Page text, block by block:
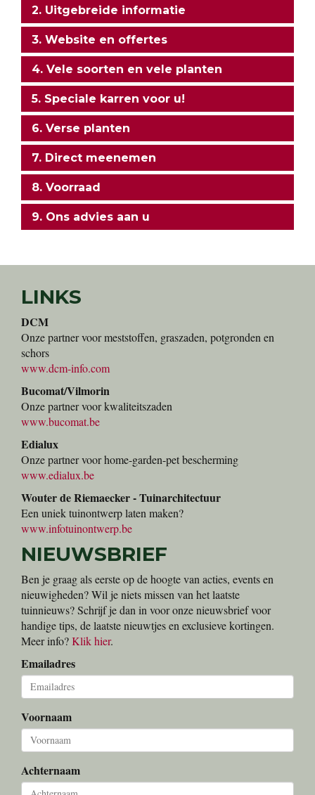
2. Uitgebreide informatie
3. Website en offertes
4. Vele soorten en vele planten
5. Speciale karren voor u!
6. Verse planten
7. Direct meenemen
8. Voorraad
9. Ons advies aan u
LINKS
DCM
Onze partner voor meststoffen, graszaden, potgronden en
schors
www.dcm-info.com
Bucomat/Vilmorin
Onze partner voor kwaliteitszaden
www.bucomat.be
Edialux
Onze partner voor home-garden-pet bescherming
www.edialux.be
Wouter de Riemaecker - Tuinarchitectuur
Een uniek tuinontwerp laten maken?
www.infotuinontwerp.be
NIEUWSBRIEF
Ben je graag als eerste op de hoogte van acties, events en
nieuwigheden? Wil je niets missen van het laatste
tuinnieuws? Schrijf je dan in voor onze nieuwsbrief voor
handige tips, de laatste nieuwtjes en exclusieve kortingen.
Meer info?Klik hier.
Emailadres
Voornaam
Achternaam